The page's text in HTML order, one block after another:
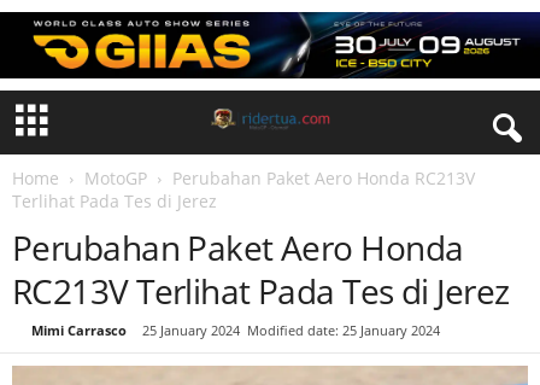
Home MotoGP
Perubahan Paket Aero Honda RC213V
Terlihat Pada Tes di Jerez
Perubahan Paket Aero Honda
RC213V Terlihat Pada Tes di Jerez
Mimi Carrasco 25 January 2024 Modified date: 25 January 2024